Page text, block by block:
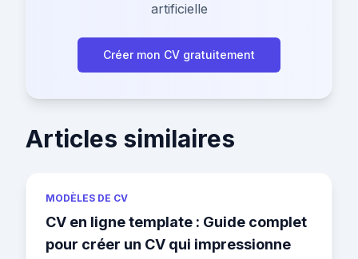
artificielle
Créer mon CV gratuitement
Articles similaires
MODÈLES DE CV
CV en ligne template : Guide complet
pour créer un CV qui impressionne